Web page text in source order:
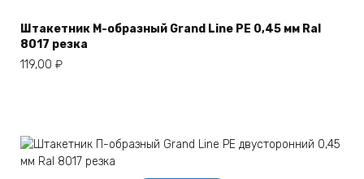
Штакетник М-образный Grand Line РЕ 0,45 мм Ral
8017 резка
119,00 ₽